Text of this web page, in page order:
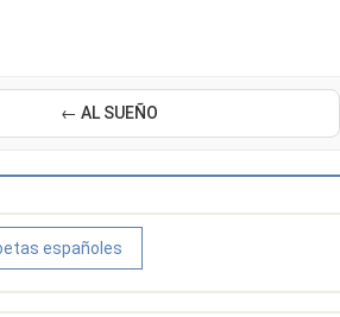
← AL SUEÑO
españoles